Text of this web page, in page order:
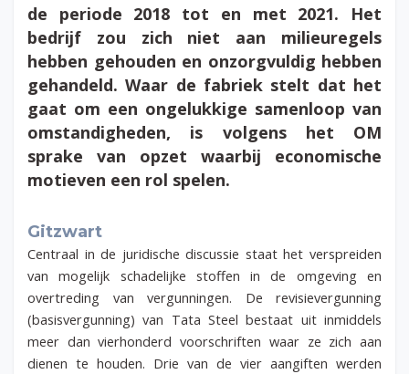
de periode 2018 tot en met 2021. Het
bedrijf zou zich niet aan milieuregels
hebben gehouden en onzorgvuldig hebben
gehandeld. Waar de fabriek stelt dat het
gaat om een ongelukkige samenloop van
omstandigheden, is volgens het OM
sprake van opzet waarbij economische
motieven een rol spelen.
Gitzwart
Centraal in de juridische discussie staat het verspreiden
van mogelijk schadelijke stoffen in de omgeving en
overtreding van vergunningen. De revisievergunning
(basisvergunning) van Tata Steel bestaat uit inmiddels
meer dan vierhonderd voorschriften waar ze zich aan
dienen te houden. Drie van de vier aangiften werden